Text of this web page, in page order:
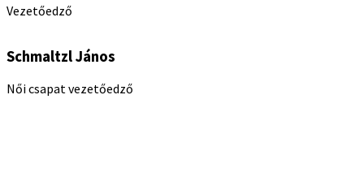
Vezetőedző
Schmaltzl János
Női csapat vezetőedző